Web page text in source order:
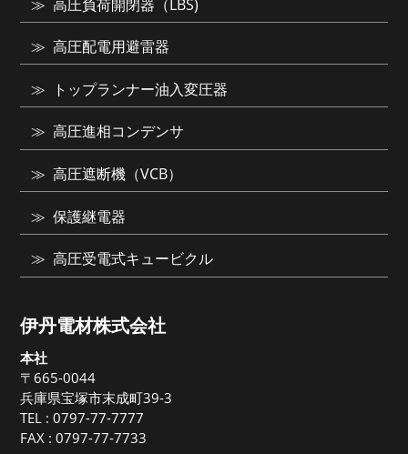
伊丹電材株式会社
本社
〒665-0044
兵庫県宝塚市末成町39-3
TEL :0797-77-7777
FAX : 0797-77-7733
高圧負荷開閉器（LBS)
高圧配電用避雷器
トップランナー油入変圧器
高圧進相コンデンサ
高圧遮断機（VCB）
保護継電器
高圧受電式キュービクル